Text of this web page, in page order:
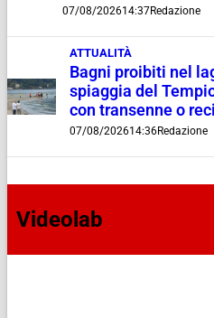
07/08/202614:37Redazione
ATTUALITÀ
Bagni proibiti nel
spiaggia del
con transenne o
07/08/202614:36Redazione
Videolab